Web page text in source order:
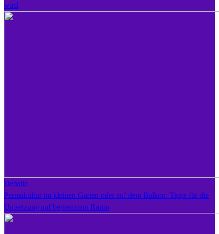
wird
Debatte
Permakultur im kleinen Garten oder auf dem Balkon: Tipps für die
Umsetzung auf begrenztem Raum